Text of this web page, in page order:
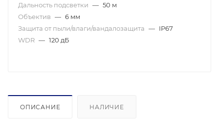
Дальность подсветки — 50 м
Объектив — 6 мм
Защита от пыли/влаги/вандалозащита — IP67
WDR — 120 дБ
ОПИСАНИЕ НАЛИЧИЕ